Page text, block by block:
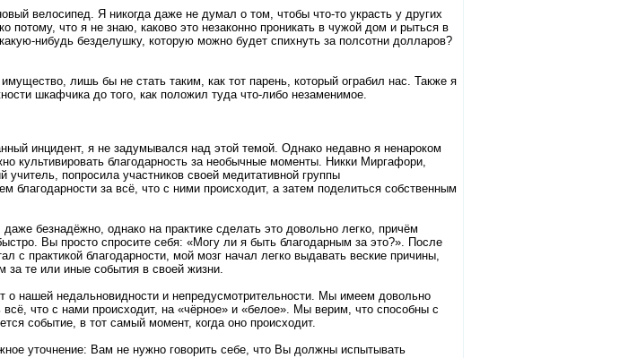
велосипед. Я никогда даже не думал о том, чтобы что-то украсть у других
потому, что я не знаю, каково это незаконно проникать в чужой дом и рыться в
нибудь безделушку, которую можно будет спихнуть за полсотни долларов?
лишь бы не стать таким, как тот парень, который ограбил нас. Также я
шкафчика до того, как положил туда что-либо незаменимое.
инцидент, я не задумывался над этой темой. Однако недавно я ненароком
культивировать благодарность за необычные моменты. Никки Миргафори,
попросила участников своей медитативной группы
благодарности за всё, что с ними происходит, а затем поделиться собственным
безнадёжно, однако на практике сделать это довольно легко, причём
Вы просто спросите себя: «Могу ли я быть благодарным за это?». После
с практикой благодарности, мой мозг начал легко выдавать веские причины,
те или иные события в своей жизни.
о нашей недальновидности и непредусмотрительности. Мы имеем довольно
всё, что с нами происходит, на «чёрное» и «белое». Мы верим, что способны с
событие, в тот самый момент, когда оно происходит.
уточнение: Вам не нужно говорить себе, что Вы должны испытывать